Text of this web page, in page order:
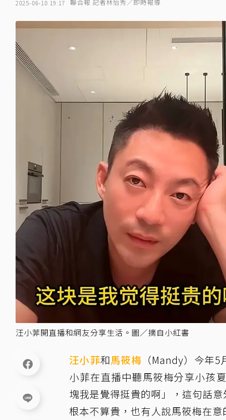
2025-06-10 19:17 聯合報 記者林怡秀／即時報導
汪小菲開直播和網友分享生活。圖／摘自小紅書
汪小菲和馬筱梅 （Mandy）今年
小菲在直播中聽馬筱梅分享小孩
塊我是覺得挺貴的啊」，這句話
根本不算貴，也有人說馬筱梅在